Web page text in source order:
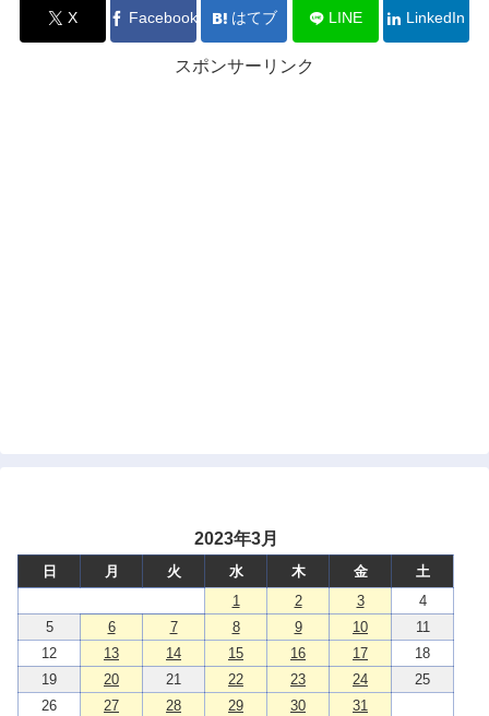
X Facebook はてブ LINE LinkedIn
スポンサーリンク
2023年3月
日 月 火 水 木 金
土
1
2 3
4
5
6 7 8 9 10
11
12
13 14 15 16 17
18
19
20 21 22 23 24
25
26
27 28 29 30 31